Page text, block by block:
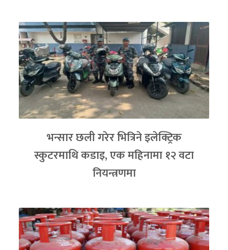
भन्सार छली गरेर भित्रिने इलेक्ट्रिक
स्कुटरमाथि कडाइ, एक महिनामा १२ वटा
नियन्त्रणमा